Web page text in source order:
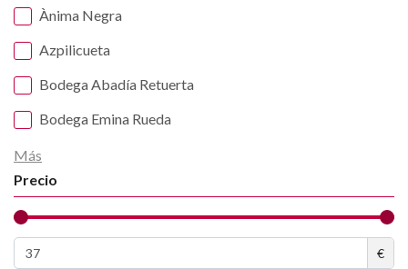
Ànima Negra
Azpilicueta
Bodega Abadía Retuerta
Bodega Emina Rueda
Más
Precio
€